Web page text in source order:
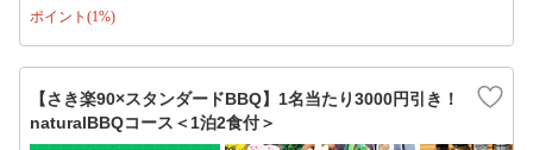
ポイント(1%)
【さき楽90×スタンダードBBQ】1名当たり3000円引き！
naturalBBQコース＜1泊2食付＞